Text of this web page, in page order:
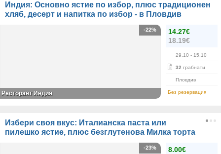
Индия: Основно ястие по избор, плюс традиционен
хляб, десерт и напитка по избор - в Пловдив
14.27€
18.19€
29.10 - 15.10
32 грабнати
Пловдив
Без резервация
-22%
Ресторант Индия
Избери своя вкус: Италианска паста или
пилешко ястие, плюс безглутенова Милка торта
8.00€
-23%